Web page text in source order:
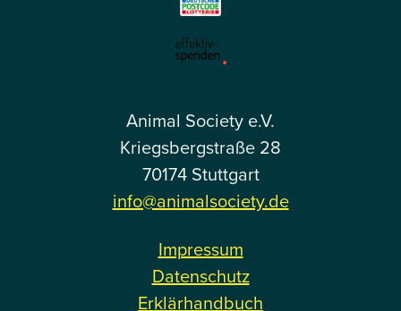
Animal Society e.V.
Kriegsbergstraße 28
70174 Stuttgart
info@animalsociety.de
Impressum
Datenschutz
Erklärhandbuch